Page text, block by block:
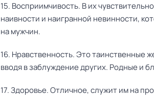
15. Восприимчивость. В их
наивности и наигранной невинности,
на мужчин.
16. Нравственность. Это таинственные
вводя в заблуждение других. Родные и
17. Здоровье. Отличное, служит им на